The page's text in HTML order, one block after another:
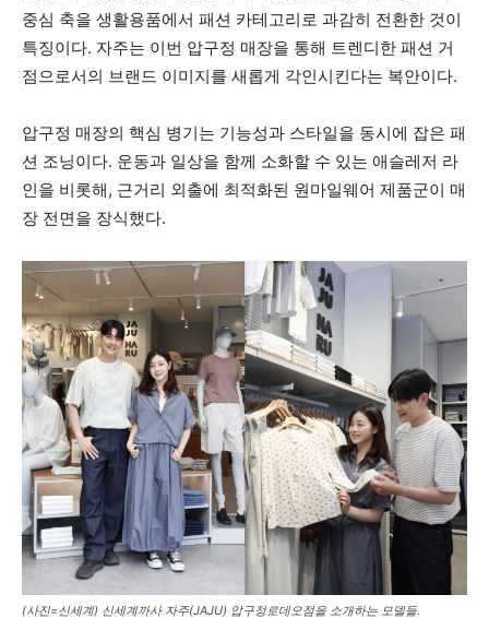
중심 축을 생활용품에서 패션 카테고리로 과감히 전환한 것이
특징이다. 자주는 이번 압구정 매장을 통해 트렌디한 패션 거
점으로서의 브랜드 이미지를 새롭게 각인시킨다는 복안이다.
압구정 매장의 핵심 병기는 기능성과 스타일을 동시에 잡은 패
션 조닝이다. 운동과 일상을 함께 소화할 수 있는 애슬레저 라
인을 비롯해, 근거리 외출에 최적화된 원마일웨어 제품군이 매
장 전면을 장식했다.
(사진=신세계) 신세계까사 자주(JAJU) 압구정로데오점을 소개하는 모델들.